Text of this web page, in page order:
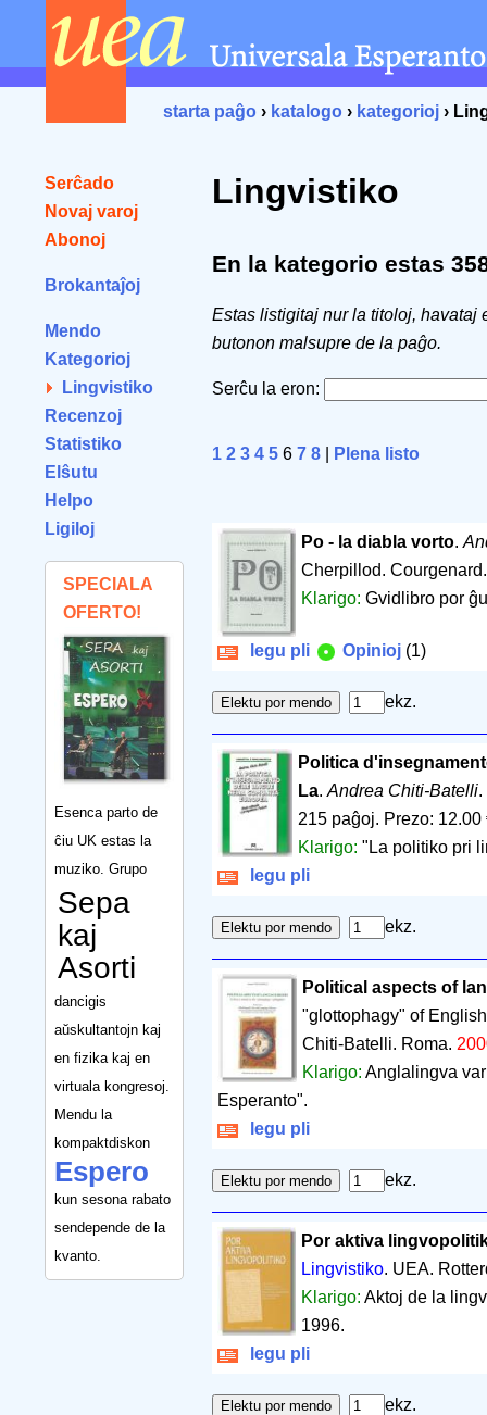
starta paĝo › katalogo › kategorioj ›
Serĉado
Novaj varoj
Abonoj
Brokantaĵoj
Mendo
Kategorioj
Lingvistiko
Recenzoj
Statistiko
Elŝutu
Helpo
Ligiloj
SPECIALA
OFERTO!
Esenca parto de
ĉiu UK estas la
muziko. Grupo
Sepa
kaj
Asorti
dancigis
aŭskultantojn kaj
en fizika kaj en
virtuala kongresoj.
Mendu la
kompaktdiskon
Espero
kun sesona rabato
sendepende de la
kvanto.
Lingvistiko
En la kategorio estas
Estas listigitaj nur la titoloj, havataj
butonon malsupre de la paĝo.
Serĉu la eron:
1 2 3 4 5 6 7 8 Plena listo
Po - la diabla vorto.
Cherpillod.
Klarigo: Gvidlibro por
legu pli Opinioj (1)
ekz.
Politica
La.Andrea Chiti-Batelli.
215 paĝoj. Prezo: 12.00
Klarigo:"La politiko pri
legu pli
ekz.
Political aspects of
"glottophagy" of
Chiti-Batelli. Roma.
Klarigo: Anglalingva
Esperanto".
legu pli
ekz.
Por aktiva
Lingvistiko. UEA.
Klarigo: Aktoj de la
1996.
legu pli
ekz.